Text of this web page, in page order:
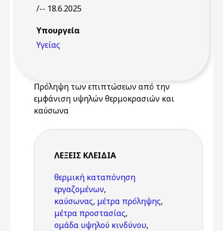
/-- 18.6.2025
Υπουργεία
Υγείας
Πρόληψη των επιπτώσεων από την
εμφάνιση υψηλών θερμοκρασιών και
καύσωνα
ΛΈΞΕΙΣ KΛΕΙΔΙΆ
θερμική καταπόνηση
εργαζομένων,
καύσωνας, μέτρα πρόληψης,
μέτρα προστασίας,
ομάδα υψηλού κινδύνου,